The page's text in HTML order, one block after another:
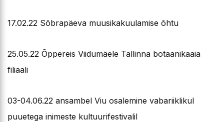
17.02.22 Sõbrapäeva muusikakuulamise õhtu
25.05.22 Õppereis Viidumäele Tallinna botaanikaaia
filiaali
03-04.06.22 ansambel Viu osalemine vabariiklikul
puuetega inimeste kultuurifestivalil